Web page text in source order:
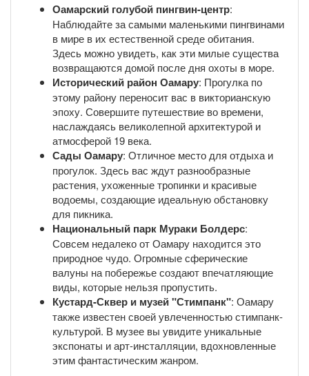
Оамарский голубой пингвин-центр:
Наблюдайте за самыми маленькими пингвинами
в мире в их естественной среде обитания.
Здесь можно увидеть, как эти милые существа
возвращаются домой после дня охоты в море.
Исторический район Оамару: Прогулка по
этому району переносит вас в викторианскую
эпоху. Совершите путешествие во времени,
наслаждаясь великолепной архитектурой и
атмосферой 19 века.
Сады Оамару: Отличное место для отдыха и
прогулок. Здесь вас ждут разнообразные
растения, ухоженные тропинки и красивые
водоемы, создающие идеальную обстановку
для пикника.
Национальный парк Мураки Болдерс:
Совсем недалеко от Оамару находится это
природное чудо. Огромные сферические
валуны на побережье создают впечатляющие
виды, которые нельзя пропустить.
Кустард-Сквер и музей "Стимпанк": Оамару
также известен своей увлеченностью стимпанк-
культурой. В музее вы увидите уникальные
экспонаты и арт-инсталляции, вдохновленные
этим фантастическим жанром.